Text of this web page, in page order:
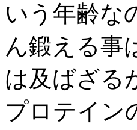
いう年齢な
ん鍛える事
は及ばざる
プロテイン